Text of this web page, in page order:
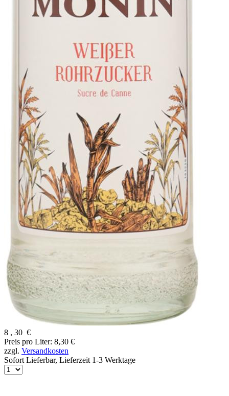
8 , 30 €
Preis pro Liter: 8,30 €
zzgl. Versandkosten
Sofort Lieferbar, Lieferzeit 1-3 Werktage